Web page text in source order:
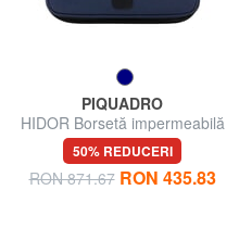
PIQUADRO
HIDOR Borsetă impermeabilă
50% REDUCERI
RON 871.67 RON 435.83